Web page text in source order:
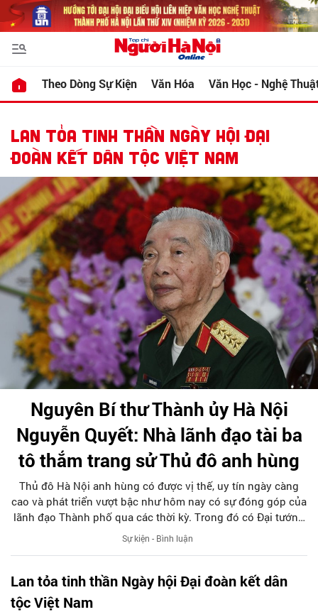
Theo Dòng Sự Kiện Văn Hóa Văn Học - Nghệ
LAN TỎA TINH THẦN NGÀY HỘI ĐẠI
ĐOÀN KẾT DÂN TỘC VIỆT NAM
Nguyên Bí thư Thành ủy Hà Nội
Nguyễn Quyết: Nhà lãnh đạo tài ba
tô thắm trang sử Thủ đô anh hùng
Thủ đô Hà Nội anh hùng có được vị thế, uy tín ngày càng
cao và phát triển vượt bậc như hôm nay có sự đóng góp của
lãnh đạo Thành phố qua các thời kỳ. Trong đó có Đại tướng
Nguyễn Quyết – nguyên Bí thư Thành ủy Hà Nội, vị tướng
vừa trở về cõi người hiền ở tuổi 102.
Sự kiện - Bình luận
Lan tỏa tinh thần Ngày hội Đại đoàn kết dân
tộc Việt Nam